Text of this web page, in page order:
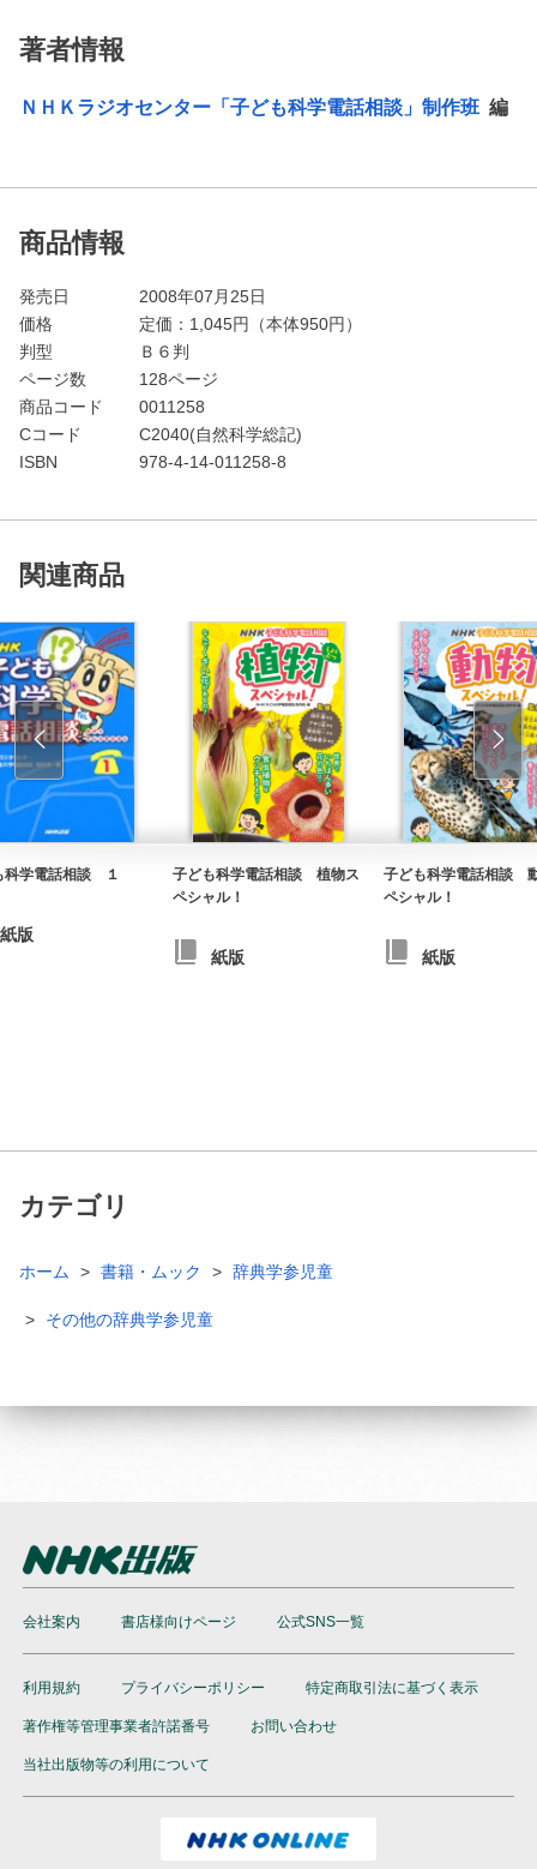
著者情報
ＮＨＫラジオセンター「子ども科学電話相談」制作班 編
商品情報
発売日
2008年07月25日
価格
定価： 1,045円（本体950円）
判型
Ｂ６判
ページ数
128ページ
商品コード
0011258
Cコード
C2040(自然科学総記)
ISBN
978-4-14-011258-8
関連商品
科学電話相談 １
紙版
子ども科学電話相談 植物ス
ペシャル！
紙版
子ども科学電話相談
ペシャル！
紙版
カテゴリ
ホーム 書籍・ムック 辞典学参児童
その他の辞典学参児童
会社案内 書店様向けページ 公式SNS一覧
利用規約 プライバシーポリシー 特定商取引法に基づく表示
著作権等管理事業者許諾番号 お問い合わせ
当社出版物等の利用について